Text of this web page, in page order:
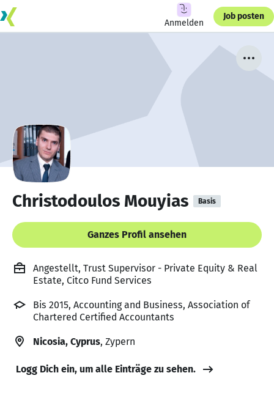
Anmelden
Job posten
Christodoulos Mouyias Basis
Ganzes Profil ansehen
Angestellt, Trust Supervisor - Private Equity & Real
Estate, Citco Fund Services
Bis 2015, Accounting and Business, Association of
Chartered Certified Accountants
Nicosia, Cyprus, Zypern
Logg Dich ein, um alle Einträge zu sehen.